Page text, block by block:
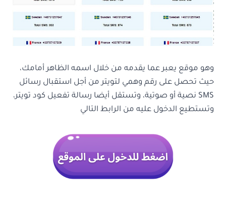
وهو موقع يعبر عما يقدمه من خلال اسمه الظاهر أمامك،
حيث تحصل على رقم وهمي لتويتر من أجل استقبال رسائل
SMS نصية أو صوتية، وتستقل أيضا رسالة تفعيل كود تويتر،
وتستطيع الدخول عليه من الرابط التالي